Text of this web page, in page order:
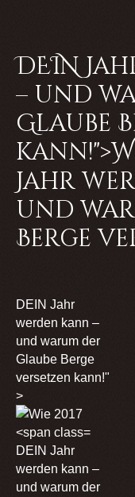
DEIN
– und
Glaube
Jahr
und
Berge
DEIN Jahr
werden kann –
und warum der
Glaube Berge
versetzen kann!"
>
DEIN Jahr
werden kann –
und warum der